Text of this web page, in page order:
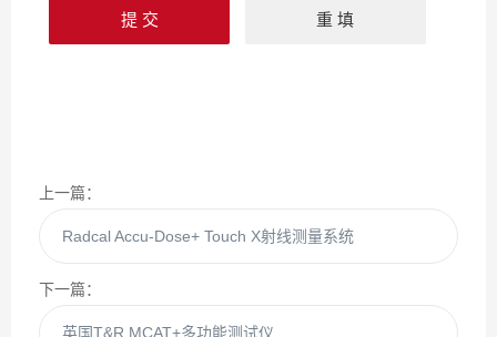
上一篇：
Radcal Accu-Dose+ Touch X射线测量系统
下一篇：
英国T&R MCAT+多功能测试仪